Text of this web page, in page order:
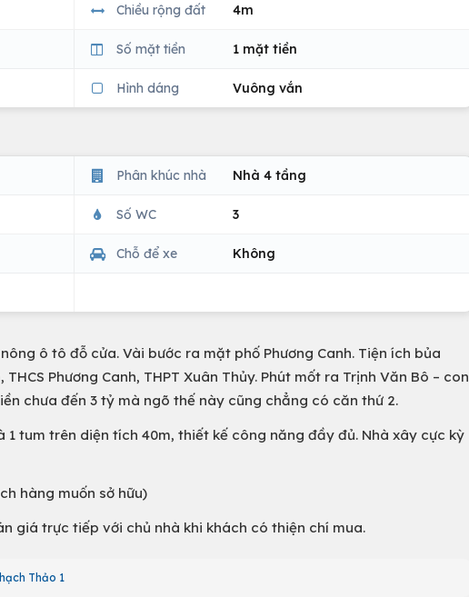
Chiều rộng đất 4m
Số mặt tiền 1 mặt tiền
Hình dáng Vuông vắn
Phân khúc nhà Nhà 4 tầng
Số WC 3
Chỗ để xe Không
ô tô đỗ cửa. Vài bước ra mặt phố Phương Canh. Tiện ích bủa
Phương Canh, THPT Xuân Thủy. Phút mốt ra Trịnh Văn Bô – con
chưa đến 3 tỷ mà ngõ thế này cũng chẳng có căn thứ 2.
tum trên diện tích 40m, thiết kế công năng đầy đủ. Nhà xây cực kỳ
hàng muốn sở hữu)
giá trực tiếp với chủ nhà khi khách có thiện chí mua.
Thảo 1